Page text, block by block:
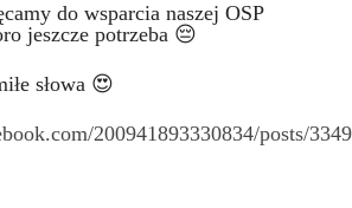
do wsparcia naszej OSP
jeszcze potrzeba 😔
słowa 😍
200941893330834/posts/